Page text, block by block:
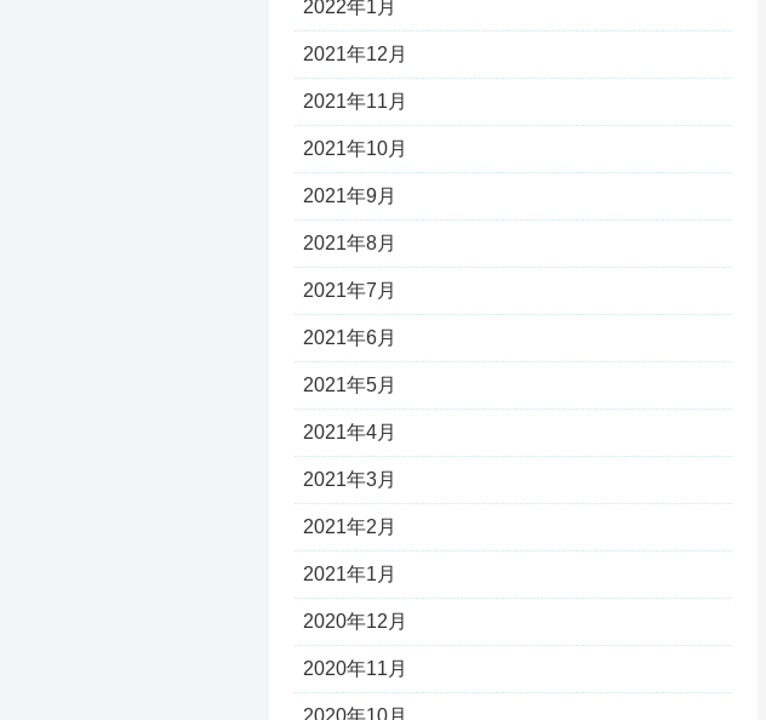
2022年1月
2021年12月
2021年11月
2021年10月
2021年9月
2021年8月
2021年7月
2021年6月
2021年5月
2021年4月
2021年3月
2021年2月
2021年1月
2020年12月
2020年11月